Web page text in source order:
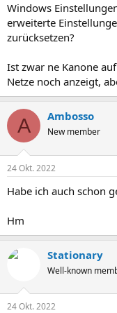
Windows
erweiterte
zurücksetzen?
Ist zwar ne Kanone
Netze noch anzeigt,
A Ambosso
New member
24 Okt. 2022
Habe ich auch schon
Hm
Stationary
Well-known
24 Okt. 2022